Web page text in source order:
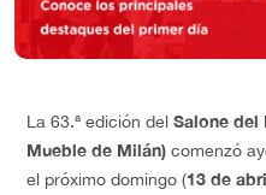
La 63.ª edición del Salone del
Mueble de Milán) comenzó
el próximo domingo (13 de